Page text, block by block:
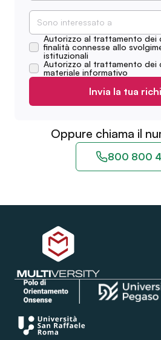
Sono interessato a
Autorizzo al trattamento dei
finalità connesse allo
istituzionali
Autorizzo al trattamento dei
materiale informativo
Invia la tua
Oppure chiama il
800 800